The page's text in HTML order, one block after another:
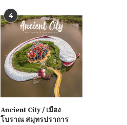
4
Ancient City / เมือง
โบราณ สมุทรปราการ